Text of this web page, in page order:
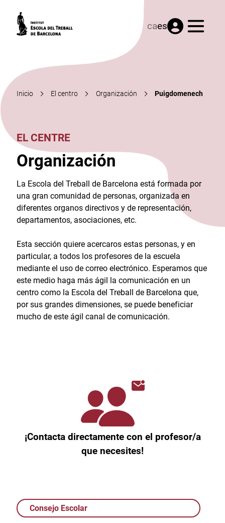
caes Menú
Inicio El centro Organización Puigdomenech
EL CENTRE
Organización
La Escola del Treball de Barcelona está formada por
una gran comunidad de personas, organizada en
diferentes organos directivos y de representación,
departamentos, asociaciones, etc.
Esta sección quiere acercaros estas personas, y en
particular, a todos los profesores de la escuela
mediante el uso de correo electrónico. Esperamos que
este medio haga más ágil la comunicación en un
centro como la Escola del Treball de Barcelona que,
por sus grandes dimensiones, se puede beneficiar
mucho de este ágil canal de comunicación.
¡Contacta directamente con el profesor/a
que necesites!
Consejo Escolar